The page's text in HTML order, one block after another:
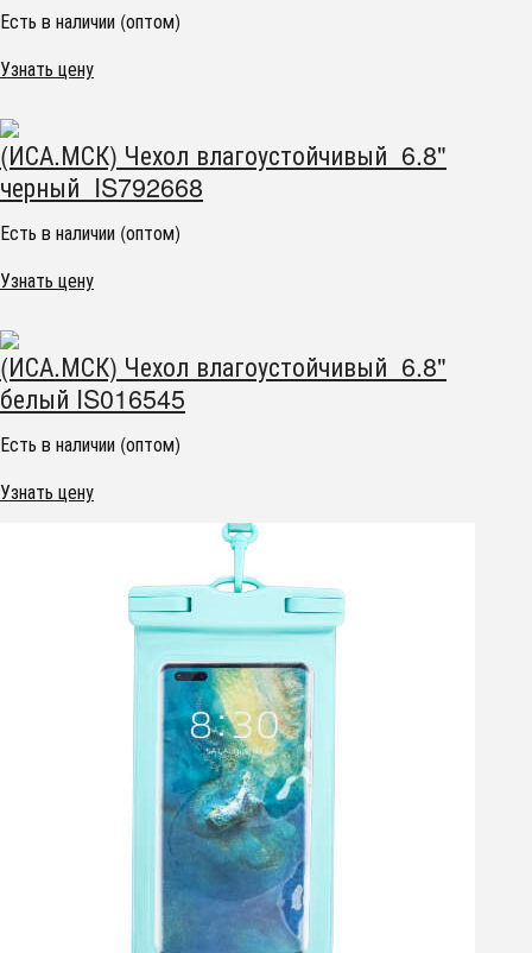
Есть в наличии (оптом)
Узнать цену
(ИСА.МСК) Чехол влагоустойчивый 6.8"
черный IS792668
Есть в наличии (оптом)
Узнать цену
(ИСА.МСК) Чехол влагоустойчивый 6.8"
белый IS016545
Есть в наличии (оптом)
Узнать цену